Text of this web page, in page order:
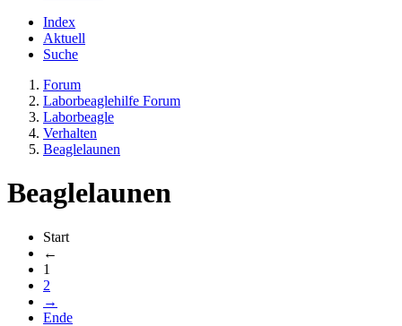
Index
Aktuell
Suche
Forum
Laborbeaglehilfe Forum
Laborbeagle
Verhalten
Beaglelaunen
Beaglelaunen
Start
←
1
2
→
Ende